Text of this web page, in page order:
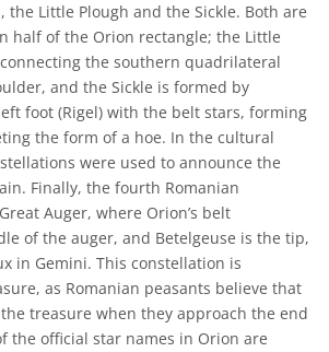
the Little Plough and the Sickle. Both are
half of the Orion rectangle; the Little
the southern quadrilateral
and the Sickle is formed by
foot (Rigel) with the belt stars, forming
the form of a hoe. In the cultural
were used to announce the
Finally, the fourth Romanian
Auger, where Orion’s belt
of the auger, and Betelgeuse is the tip,
in Gemini. This constellation is
as Romanian peasants believe that
treasure when they approach the end
the official star names in Orion are